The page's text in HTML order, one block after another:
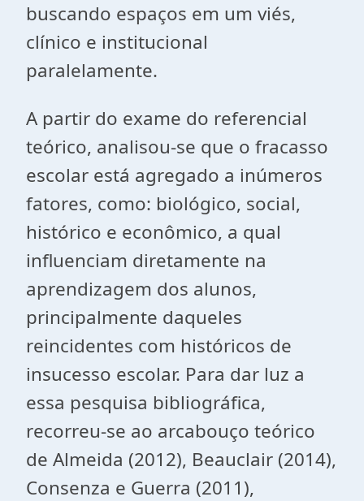
buscando espaços em um viés,
clínico e institucional
paralelamente.
A partir do exame do referencial
teórico, analisou-se que o fracasso
escolar está agregado a inúmeros
fatores, como: biológico, social,
histórico e econômico, a qual
influenciam diretamente na
aprendizagem dos alunos,
principalmente daqueles
reincidentes com históricos de
insucesso escolar. Para dar luz a
essa pesquisa bibliográfica,
recorreu-se ao arcabouço teórico
de Almeida (2012), Beauclair (2014),
Consenza e Guerra (2011),